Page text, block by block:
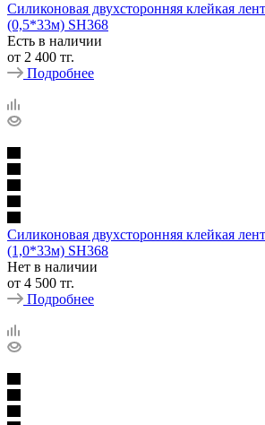
Силиконовая двухсторонняя клейкая
(0,5*33м) SH368
Есть в наличии
от 2 400 тг.
Подробнее
Силиконовая двухсторонняя клейкая
(1,0*33м) SH368
Нет в наличии
от 4 500 тг.
Подробнее